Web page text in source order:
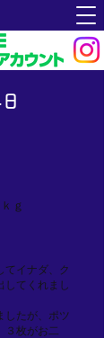
ｇ
てイナダ、ク
してくれまし
したが、ポツ
３枚がお二